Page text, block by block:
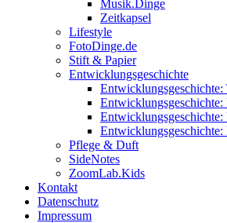
Musik.Dinge
Zeitkapsel
Lifestyle
FotoDinge.de
Stift & Papier
Entwicklungsgeschichte
Entwicklungsgeschichte:
Entwicklungsgeschichte:
Pflege & Duft
SideNotes
ZoomLab.Kids
Kontakt
Datenschutz
Impressum